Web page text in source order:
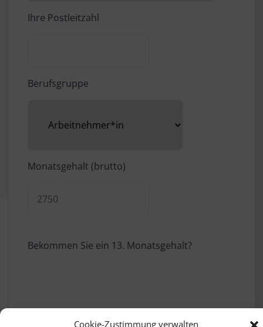
Cookie-Zustimmung verwalten
Ihre Postleitzahl
Berufsgruppe
Monatsgehalt (brutto)
Bekommen Sie ein 13. Monatsgehalt?